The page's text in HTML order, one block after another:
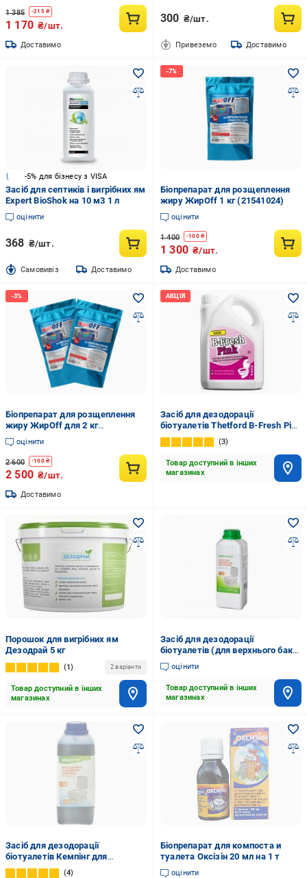
1 385 -215₴
1 170 ₴/шт.
Доставимо
300 ₴/шт.
Привеземо Доставимо
-5% для бізнесу з VISA
Засіб для септиків і вигрібних ям
Expert BioShok на 10 м3 1 л
оцінити
368 ₴/шт.
Cамовивіз Доставимо
Біопрепарат для розщеплення
жиру ЖирOff 1 кг (21541024)
оцінити
1 400 -100₴
1 300 ₴/шт.
Доставимо
Біопрепарат для розщеплення
жиру ЖирOff для 2 кг
сепараторів жиру та труб
(21626549)
оцінити
2 600 -100₴
2 500 ₴/шт.
Доставимо
Засіб для дезодорації
біотуалетів Thetford B-Fresh Pink
для верхнього бака 2 л
3
Товар доступний в інших
магазинах
Порошок для вигрібних ям
Дезодрай 5 кг
1 2 варіанти
Товар доступний в інших
магазинах
Засіб для дезодорації
біотуалетів (для верхнього баку
50/5) 1 кг
оцінити
Товар доступний в інших
магазинах
Засіб для дезодорації
біотуалетів Кемпінг для
нижнього бака 1 л
4
Біопрепарат для компоста и
туалета Оксізін 20 мл на 1 т
оцінити